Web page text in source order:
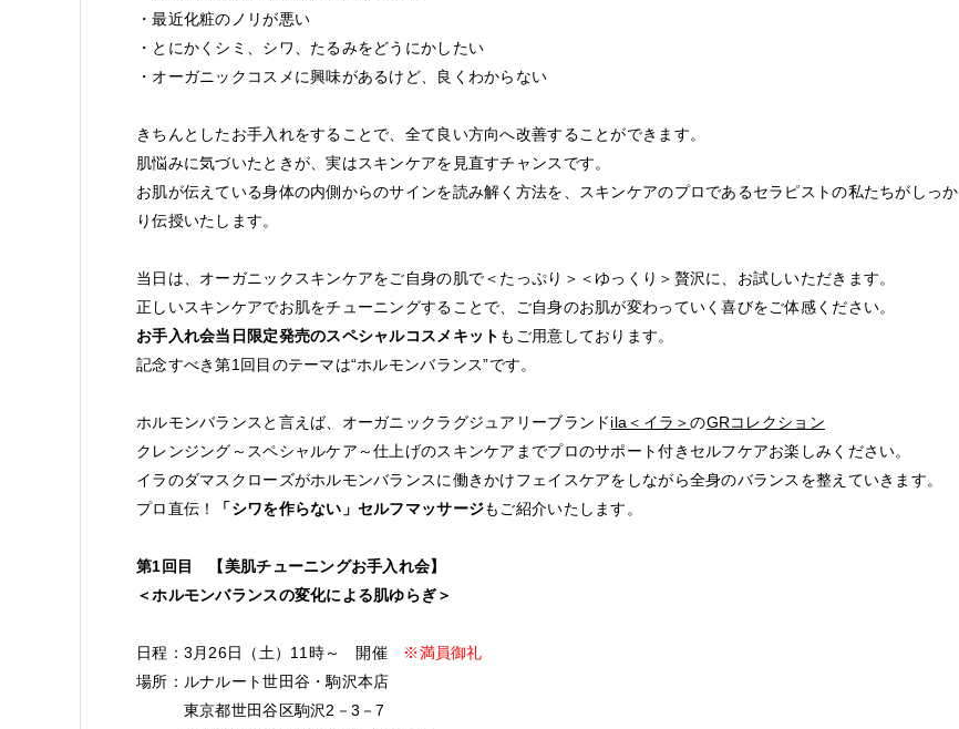
・最近化粧のノリが悪い
・とにかくシミ、シワ、たるみをどうにかしたい
・オーガニックコスメに興味があるけど、良くわからない
きちんとしたお手入れをすることで、全て良い方向へ改善することができます。
肌悩みに気づいたときが、実はスキンケアを見直すチャンスです。
お肌が伝えている身体の内側からのサインを読み解く方法を、スキンケアのプロであるセラピストの私たちがしっか
り伝授いたします。
当日は、オーガニックスキンケアをご自身の肌で＜たっぷり＞＜ゆっくり＞贅沢に、お試しいただきます。
正しいスキンケアでお肌をチューニングすることで、ご自身のお肌が変わっていく喜びをご体感ください。
お手入れ会当日限定発売のスペシャルコスメキット もご用意しております。
記念すべき第1回目のテーマは“ホルモンバランス”です。
ホルモンバランスと言えば、オーガニックラグジュアリーブランドila＜イラ＞のGRコレクション
クレンジング～スペシャルケア～仕上げのスキンケアまでプロのサポート付きセルフケアお楽しみください。
イラのダマスクローズがホルモンバランスに働きかけフェイスケアをしながら全身のバランスを整えていきます。
プロ直伝！
「シワを作らない」セルフマッサージもご紹介いたします。
第1回目 【美肌チューニングお手入れ会】
＜ホルモンバランスの変化による肌ゆらぎ＞
日程：3月26日（土）11時～ 開催
※満員御礼
場所：ルナルート世田谷・駒沢本店
東京都世田谷区駒沢2－3－7